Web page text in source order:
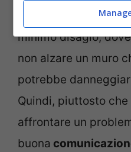
Qualora ci fosse un
minimo disagio,
non alzare un muro
potrebbe
Quindi, piuttosto
affrontare un
buona